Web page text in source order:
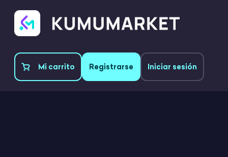
Mi carrito Registrarse Iniciar sesión